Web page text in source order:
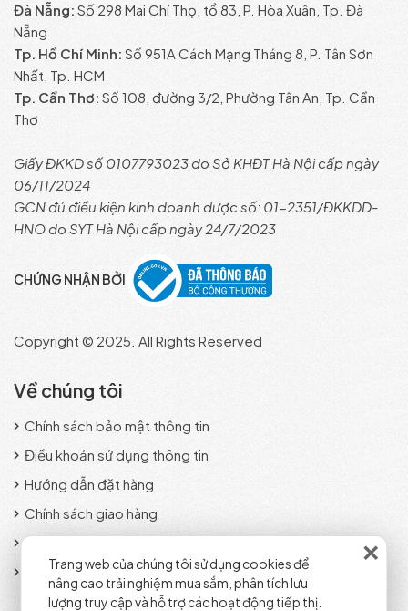
×
Trang web của chúng tôi sử dụng cookies để
nâng cao trải nghiệm mua sắm, phân tích lưu
lượng truy cập và hỗ trợ các hoạt động tiếp thị.
Đà Nẵng: Số 298 Mai Chí Thọ, tổ 83, P. Hòa Xuân, Tp. Đà
Nẵng
Tp. Hồ Chí Minh: Số 951A Cách Mạng Tháng 8, P. Tân Sơn
Nhất, Tp. HCM
Tp. Cần Thơ: Số 108, đường 3/2, Phường Tân An, Tp. Cần
Thơ
Giấy ĐKKD số 0107793023 do Sở KHĐT Hà Nội cấp ngày
06/11/2024
GCN đủ điều kiện kinh doanh dược số: 01-2351/ĐKKDD-
HNO do SYT Hà Nội cấp ngày 24/7/2023
CHỨNG NHẬN BỞI
Copyright © 2025. All Rights Reserved
Về chúng tôi
Chính sách bảo mật thông tin
Điều khoản sử dụng thông tin
Hướng dẫn đặt hàng
Chính sách giao hàng
Phương thức thanh toán
Chính sách đổi trả sản phẩm